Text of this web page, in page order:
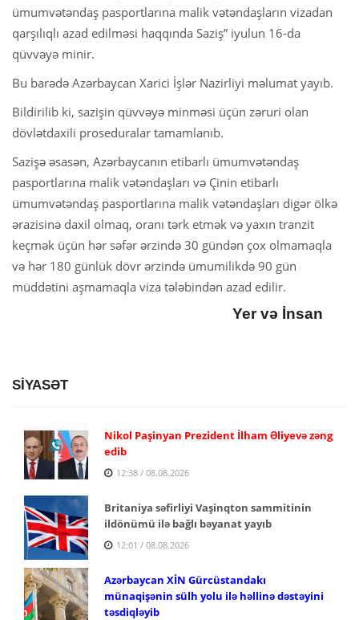
ümumvətəndaş pasportlarına malik vətəndaşların vizadan
qarşılıqlı azad edilməsi haqqında Saziş” iyulun 16-da
qüvvəyə minir.
Bu barədə Azərbaycan Xarici İşlər Nazirliyi məlumat yayıb.
Bildirilib ki, sazişin qüvvəyə minməsi üçün zəruri olan
dövlətdaxili proseduralar tamamlanıb.
Sazişə əsasən, Azərbaycanın etibarlı ümumvətəndaş
pasportlarına malik vətəndaşları və Çinin etibarlı
ümumvətəndaş pasportlarına malik vətəndaşları digər ölkə
ərazisinə daxil olmaq, oranı tərk etmək və yaxın tranzit
keçmək üçün hər səfər ərzində 30 gündən çox olmamaqla
və hər 180 günlük dövr ərzində ümumilikdə 90 gün
müddətini aşmamaqla viza tələbindən azad edilir.
Yer və İnsan
SİYASƏT
Nikol Paşinyan Prezident İlham Əliyevə zəng
edib
12:38 / 08.08.2026
Britaniya səfirliyi Vaşinqton sammitinin
ildönümü ilə bağlı bəyanat yayıb
12:01 / 08.08.2026
Azərbaycan XİN Gürcüstandakı
münaqişənin sülh yolu ilə həllinə dəstəyini
təsdiqləyib